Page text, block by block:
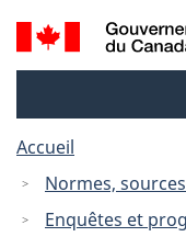
Recherche
et
Accueil
Normes,
Enquêtes et